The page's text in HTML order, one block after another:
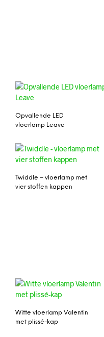
Opvallende LED
vloerlamp Leave
Twiddle – vloerlamp met
vier stoffen kappen
Witte vloerlamp Valentin
met plissé-kap